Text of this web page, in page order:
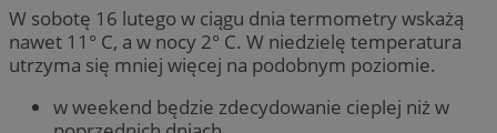
W sobotę 16 lutego w ciągu dnia termometry wskażą
nawet 11° C, a w nocy 2° C. W niedzielę temperatura
utrzyma się mniej więcej na podobnym poziomie.
w weekend będzie zdecydowanie cieplej niż w